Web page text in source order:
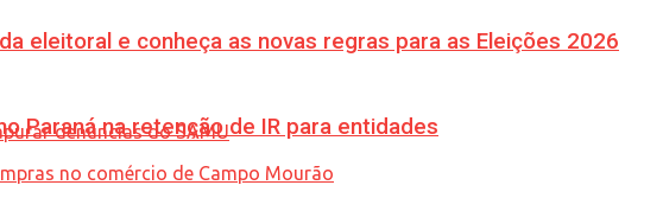
eleitoral e conheça as novas regras para as Eleições 2026
Paraná na retenção de IR para entidades